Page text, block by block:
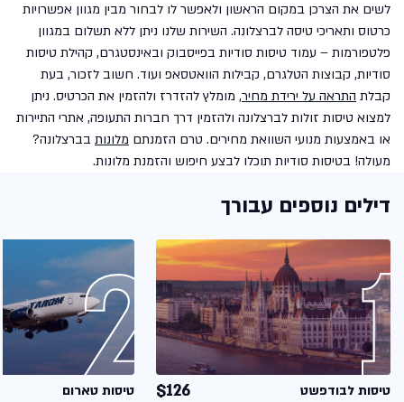
לשים את הצרכן במקום הראשון ולאפשר לו לבחור מבין מגוון אפשרויות
כרטוס ותאריכי טיסה לברצלונה. השירות שלנו ניתן ללא תשלום במגוון
פלטפורמות – עמוד טיסות סודיות בפייסבוק ובאינסטגרם, קהילת טיסות
סודיות, קבוצות הטלגרם, קבילות הוואטסאפ ועוד. חשוב לזכור, בעת
קבלת התראה על ירידת מחיר, מומלץ להזדרז ולהזמין את הכרטיס. ניתן
למצוא טיסות זולות לברצלונה ולהזמין דרך חברות התעופה, אתרי התיירות
או באמצעות מנועי השוואת מחירים. טרם הזמנתם מלונות בברצלונה?
מעולה! בטיסות סודיות תוכלו לבצע חיפוש והזמנת מלונות.
דילים נוספים עבורך
טיסות לבודפשט $126 טיסות טארום